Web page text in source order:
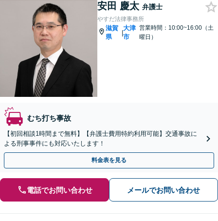
安田 慶太 弁護士
やすだ法律事務所
滋賀
県
|
大津
市
営業時間：10:00~16:00（土
曜日）
むち打ち事故
【初回相談1時間まで無料】【弁護士費用特約利用可能】交通事故に
よる刑事事件にも対応いたします！
料金表を見る
電話でお問い合わせ メールでお問い合わせ